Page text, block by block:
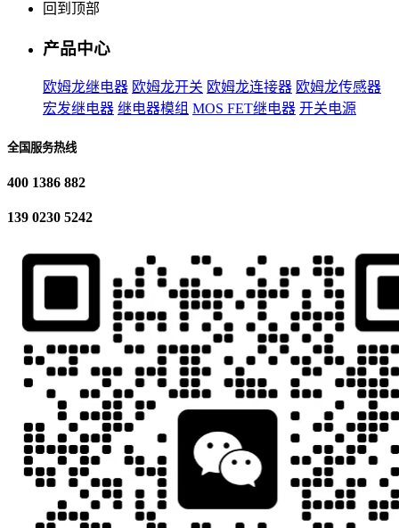
回到顶部
产品中心
欧姆龙继电器 欧姆龙开关 欧姆龙连接器 欧姆龙传感器
宏发继电器 继电器模组 MOS FET继电器 开关电源
全国服务热线
400 1386 882
139 0230 5242